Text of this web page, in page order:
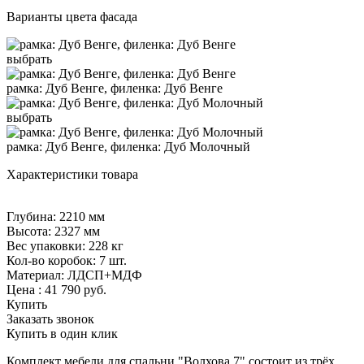
Варианты цвета фасада
выбрать
рамка: Дуб Венге, филенка: Дуб Венге
выбрать
рамка: Дуб Венге, филенка: Дуб Молочный
Характеристики товара
Глубина: 2210 мм
Высота: 2327 мм
Вес упаковки: 228 кг
Кол-во коробок: 7 шт.
Материал: ЛДСП+МДФ
Цена : 41 790 руб.
Купить
Заказать звонок
Купить в один клик
Комплект мебели для спальни "Волхова 7" состоит из трёх